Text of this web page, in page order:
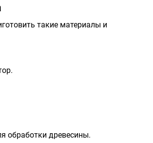
такие материалы и
обработки древесины.